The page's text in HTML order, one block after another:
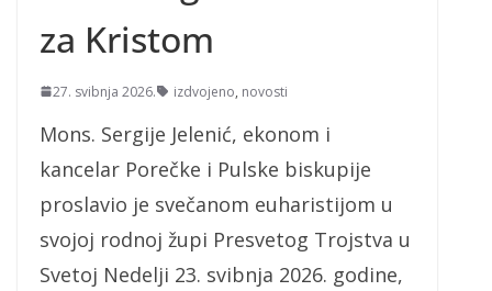
za Kristom
27. svibnja 2026. izdvojeno, novosti
Mons. Sergije Jelenić, ekonom i
kancelar Porečke i Pulske biskupije
proslavio je svečanom euharistijom u
svojoj rodnoj župi Presvetog Trojstva u
Svetoj Nedelji 23. svibnja 2026. godine,